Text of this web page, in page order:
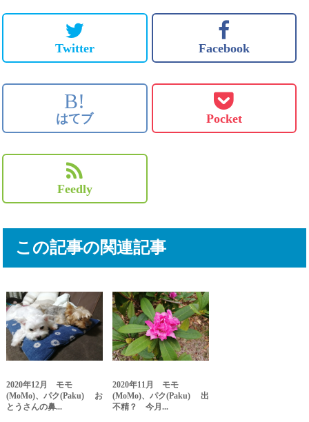
Twitter Facebook
B!
はてブ Pocket
Feedly
この記事の関連記事
2020年12月 モモ
(MoMo)、パク(Paku) お
とうさんの鼻...
2020年11月 モモ
(MoMo)、パク(Paku) 出
不精？ 今月...